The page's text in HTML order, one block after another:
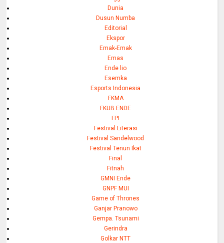
Dunia
Dusun Numba
Editorial
Ekspor
Emak-Emak
Emas
Ende lio
Esemka
Esports Indonesia
FKMA
FKUB ENDE
FPI
Festival Literasi
Festival Sandelwood
Festival Tenun Ikat
Final
Fitnah
GMNI Ende
GNPF MUI
Game of Thrones
Ganjar Pranowo
Gempa. Tsunami
Gerindra
Golkar NTT